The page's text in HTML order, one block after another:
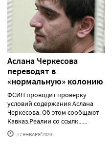
Аслана Черкесова
переводят в
«нормальную» колонию
ФСИН проводит проверку
условий содержания Аслана
Черкесова. Об этом сообщают
Кавказ.Реалии со ссылк......
17 ЯНВАРЯ'2020